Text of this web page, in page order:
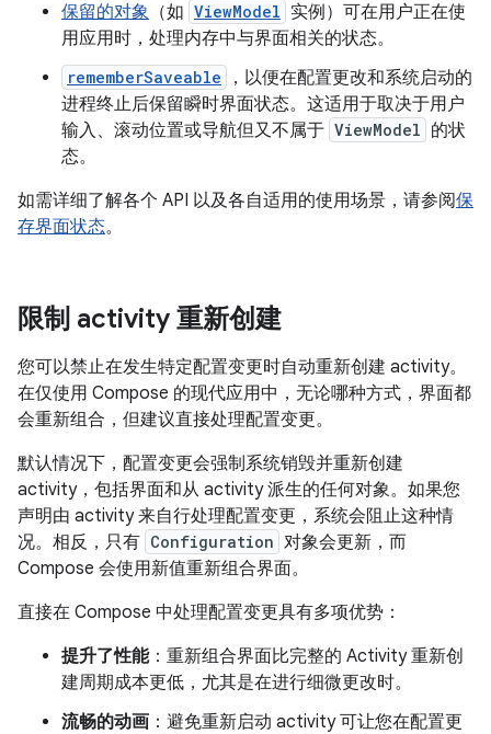
保留的对象 （如 ViewModel 实例）可在用户正在使
用应用时，处理内存中与界面相关的状态。
rememberSaveable
，以便在配置更改和系统启动的
进程终止后保留瞬时界面状态。这适用于取决于用户
输入、滚动位置或导航但又不属于 ViewModel 的状
态。
如需详细了解各个 API 以及各自适用的使用场景，请参阅保
存界面状态。
限制 activity 重新创建
您可以禁止在发生特定配置变更时自动重新创建 activity。
在仅使用 Compose 的现代应用中，无论哪种方式，界面都
会重新组合，但建议直接处理配置变更。
默认情况下，配置变更会强制系统销毁并重新创建
activity，包括界面和从 activity 派生的任何对象。如果您
声明由 activity 来自行处理配置变更，系统会阻止这种情
况。相反，只有 Configuration 对象会更新，而
Compose 会使用新值重新组合界面。
直接在 Compose 中处理配置变更具有多项优势：
提升了性能：重新组合界面比完整的 Activity 重新创
建周期成本更低，尤其是在进行细微更改时。
流畅的动画 ：避免重新启动 activity 可让您在配置更